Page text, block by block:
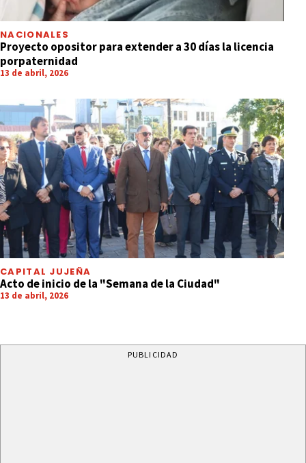
NACIONALES
Proyecto opositor para extender a 30 días la licencia
porpaternidad
13 de abril, 2026
CAPITAL JUJEÑA
Acto de inicio de la "Semana de la Ciudad"
13 de abril, 2026
PUBLICIDAD